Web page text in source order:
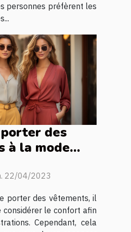
personnes préfèrent les
des
à la mode
22/04/2023
porter des vêtements, il
le confort afin
Cependant, cela